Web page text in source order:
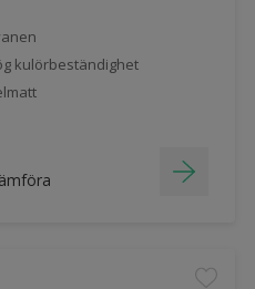
kulörbeständighet